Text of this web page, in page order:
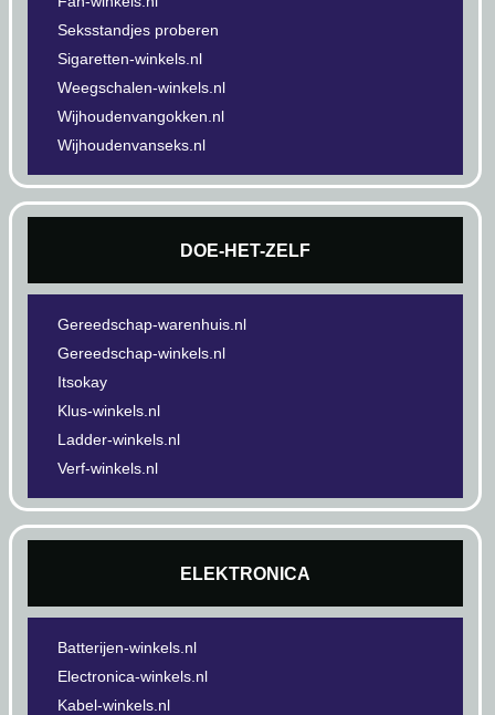
Seksstandjes proberen
Sigaretten-winkels.nl
Weegschalen-winkels.nl
Wijhoudenvangokken.nl
Wijhoudenvanseks.nl
DOE-HET-ZELF
Gereedschap-warenhuis.nl
Gereedschap-winkels.nl
Itsokay
Klus-winkels.nl
Ladder-winkels.nl
Verf-winkels.nl
ELEKTRONICA
Batterijen-winkels.nl
Electronica-winkels.nl
Kabel-winkels.nl